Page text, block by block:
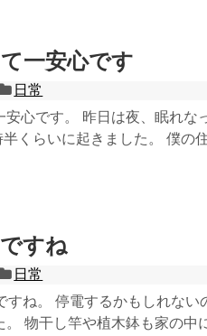
一安心です
日常
安心です。 昨日は夜、眠れな
半くらいに起きました。 僕の
すね
日常
すね。 停電するかもしれない
。 物干し竿や植木鉢も家の中